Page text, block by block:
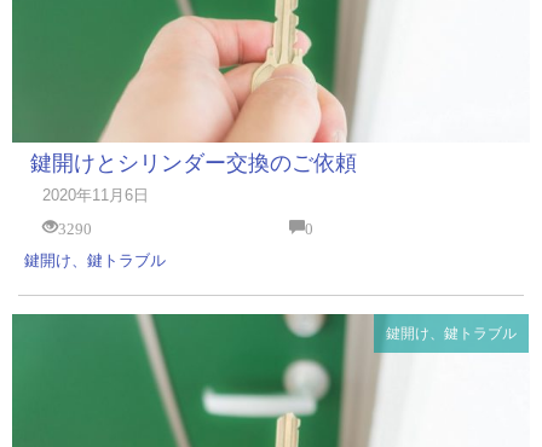
鍵開けとシリンダー交換のご依頼
2020年11月6日
3290
0
鍵開け、鍵トラブル
鍵開け、鍵トラブル